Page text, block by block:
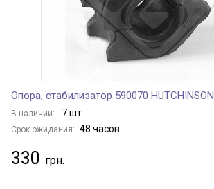
Опора, стабилизатор 590070 HUTCHINSON
В наличии: 7 шт.
Срок ожидания: 48 часов
330